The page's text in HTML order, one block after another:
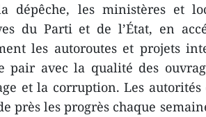
dépêche, les ministères et
du Parti et de l’État, en
les autoroutes et projets
pair avec la qualité des
et la corruption. Les
près les progrès chaque